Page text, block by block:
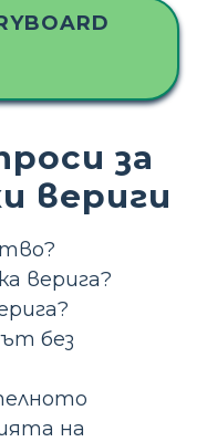
за
вериги
верига?
без
на